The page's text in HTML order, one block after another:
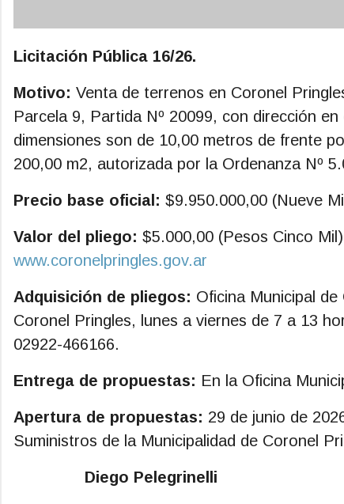
Licitación Pública 16/26.
Motivo: Venta de terrenos en Coronel
Parcela 9, Partida Nº 20099, con dirección
dimensiones son de 10,00 metros de frente
200,00 m2, autorizada por la Ordenanza Nº
Precio base oficial: $9.950.000,00 (Nueve
Valor del pliego: $5.000,00 (Pesos Cinco
www.coronelpringles.gov.ar
Adquisición de pliegos: Oficina Municipal
Coronel Pringles, lunes a viernes de 7 a 13
02922-466166.
Entrega de propuestas: En la Oficina
Apertura de propuestas: 29 de junio de
Suministros de la Municipalidad de Coronel
Diego Pelegrinelli